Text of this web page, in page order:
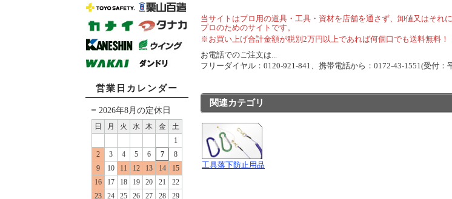
営業日カレンダー
2026年8月の定休日
日 月 火 水 木 金
土
1
2
3 4 5 6 7
8
9
10 11 12 13 14
15
16
17 18 19 20 21
22
23
24 25 26 27 28 29
当サイトはプロ用の道具・工具・資材を店舗を通さず、卸値又はそれ
プロのためのサイトです。
※お買い上げ合計金額が税別2万円以上であれば何個口でも送料無料！
お電話でのご注文は...
フリーダイヤル：0120-921-841、携帯電話から：0172-43-1551(受付
関連カテゴリ
工具落下防止用品